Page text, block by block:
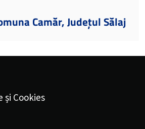
Camăr, Județul Sălaj
Cookies